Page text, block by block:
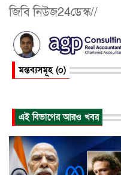
জিবি নিউজ24ডেস্ক//
মন্তব্যসমূহ (০)
এই বিভাগের আরও খবর